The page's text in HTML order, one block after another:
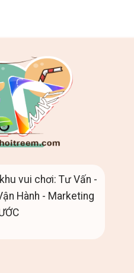
vui chơi: Tư Vấn -
Hành - Marketing